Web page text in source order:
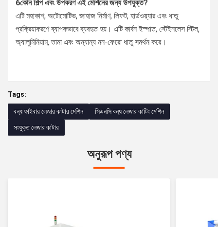
6কোন শিল্প এবং উপকরণ এই মেশিনের জন্য উপযুক্ত?
এটি মহাকাশ, অটোমোটিভ, জাহাজ নির্মাণ, লিফট, হার্ডওয়্যার এবং ধাতু
প্রক্রিয়াকরণে ব্যাপকভাবে ব্যবহৃত হয়। এটি কার্বন ইস্পাত, স্টেইনলেস স্টিল,
অ্যালুমিনিয়াম, তামা এবং অন্যান্য নন-ফেরো ধাতু সমর্থন করে।
Tags:
বন্ধ ফাইবার লেজার কাটার মেশিন সিএনসি বন্ধ লেজার কাটিং মেশিন
সংযুক্ত লেজার কাটার
অনুরূপ পণ্য